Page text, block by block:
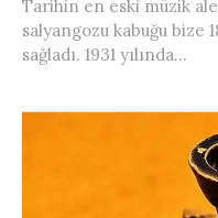
Tarihin en eski müzik
salyangozu kabuğu bize
sağladı. 1931 yılında...